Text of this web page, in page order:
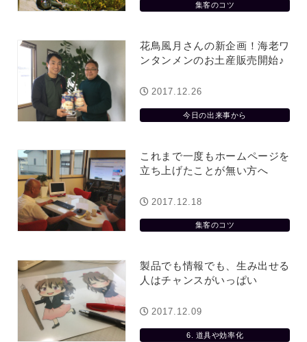
集客のコツ
花鳥風月さんの新企画！海老ワ
ンタンメンのお土産販売開始♪
今日の出来事から
2017.12.26
これまで一度もホームページを
立ち上げたことが無い方へ
集客のコツ
2017.12.18
製品でも情報でも、生み出せる
人はチャンスがいっぱい
6. 道具や効率化
2017.12.09